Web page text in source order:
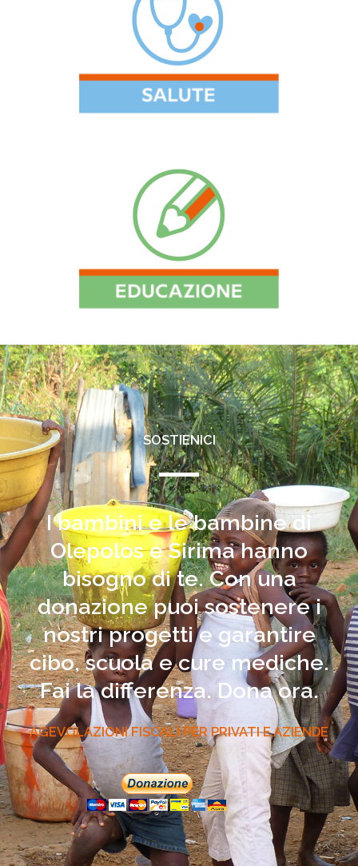
SOSTIENICI
I bambini e le bambine di
Olepolos e Sirima hanno
bisogno di te. Con una
donazione puoi sostenere i
nostri progetti e garantire
cibo, scuola e cure mediche.
Fai la differenza. Dona ora.
AGEVOLAZIONI FISCALI PER PRIVATI E AZIENDE